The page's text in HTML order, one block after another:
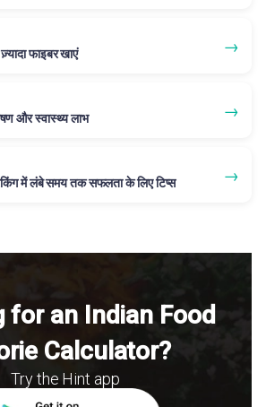
फाइबर खाएं →
और स्वास्थ्य लाभ →
में लंबे समय तक सफलता के लिए टिप्स →
for an Indian Food
Calculator?
Try the Hint app